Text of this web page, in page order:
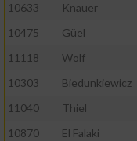
10633
Knauer
10475
Güel
11118
Wolf
10303
Biedunkiewicz
11040
Thiel
10870
El Falaki